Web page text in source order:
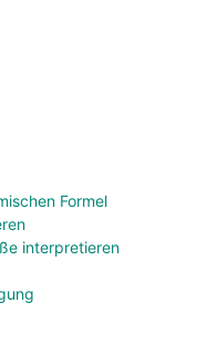
Formel
interpretieren